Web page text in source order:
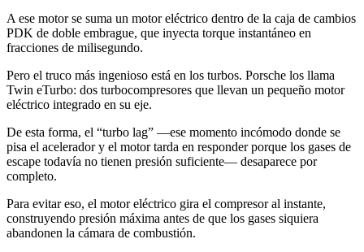
A ese motor se suma un motor eléctrico dentro de la caja de cambios
PDK de doble embrague, que inyecta torque instantáneo en
fracciones de milisegundo.
Pero el truco más ingenioso está en los turbos. Porsche los llama
Twin eTurbo: dos turbocompresores que llevan un pequeño motor
eléctrico integrado en su eje.
De esta forma, el “turbo lag” —ese momento incómodo donde se
pisa el acelerador y el motor tarda en responder porque los gases de
escape todavía no tienen presión suficiente— desaparece por
completo.
Para evitar eso, el motor eléctrico gira el compresor al instante,
construyendo presión máxima antes de que los gases siquiera
abandonen la cámara de combustión.